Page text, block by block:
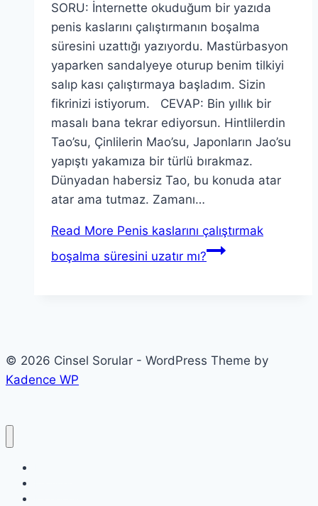
SORU: İnternette okuduğum bir yazıda
penis kaslarını çalıştırmanın boşalma
süresini uzattığı yazıyordu. Mastürbasyon
yaparken sandalyeye oturup benim tilkiyi
salıp kası çalıştırmaya başladım. Sizin
fikrinizi istiyorum. CEVAP: Bin yıllık bir
masalı bana tekrar ediyorsun. Hintlilerdin
Tao’su, Çinlilerin Mao’su, Japonların Jao’su
yapıştı yakamıza bir türlü bırakmaz.
Dünyadan habersiz Tao, bu konuda atar
atar ama tutmaz. Zamanı…
Read More Penis kaslarını çalıştırmak
boşalma süresini uzatır mı?
© 2026 Cinsel Sorular - WordPress Theme by
Kadence WP